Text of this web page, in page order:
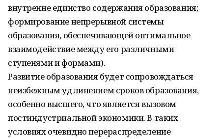
внутренне единство содержания образования;
формирование непрерывной системы
образования, обеспечивающей оптимальное
взаимодействие между его различными
ступенями и формами).
Развитие образования будет сопровождаться
неизбежным удлинением сроков образования,
особенно высшего, что является вызовом
постиндустриальной экономики. В таких
условиях очевидно перераспределение